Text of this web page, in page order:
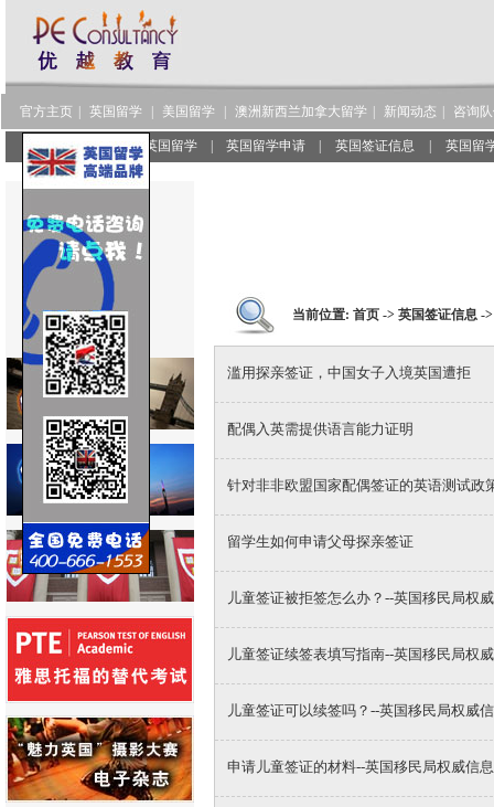
官方主页 英国留学 美国留学 澳洲新西兰加拿大留学 新闻动态 咨询
服务范围 | 了解英国留学 英国留学申请 英国签证信息 英国留
当前位置: 首页 -> 英国签证信息 -
滥用探亲签证，中国女子入境英国遭拒
配偶入英需提供语言能力证明
针对非非欧盟国家配偶签证的英语测试政
留学生如何申请父母探亲签证
儿童签证被拒签怎么办？--英国移民局权
儿童签证续签表填写指南--英国移民局权
儿童签证可以续签吗？--英国移民局权威
申请儿童签证的材料--英国移民局权威信息